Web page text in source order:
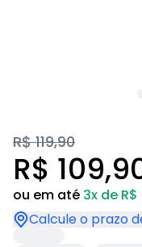
R$ 119,90
R$
ou em até 3x de
Calcule o prazo